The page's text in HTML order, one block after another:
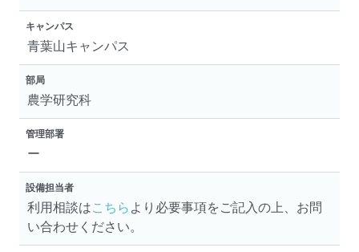
キャンパス
青葉山キャンパス
部局
農学研究科
管理部署
ー
設備担当者
利用相談はこちら より必要事項をご記入の上、お問
い合わせください。